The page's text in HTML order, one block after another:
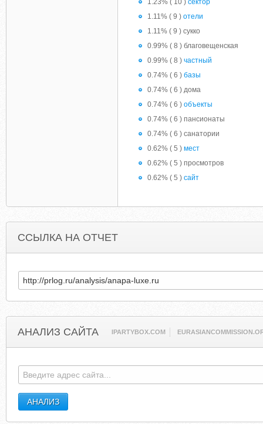
1.23% ( 10 ) сектор
1.11% ( 9 ) отели
1.11% ( 9 ) сукко
0.99% ( 8 ) благовещенская
0.99% ( 8 ) частный
0.74% ( 6 ) базы
0.74% ( 6 ) дома
0.74% ( 6 ) объекты
0.74% ( 6 ) пансионаты
0.74% ( 6 ) санатории
0.62% ( 5 ) мест
0.62% ( 5 ) просмотров
0.62% ( 5 ) сайт
ССЫЛКА НА ОТЧЕТ
АНАЛИЗ САЙТА IPARTYBOX.COM